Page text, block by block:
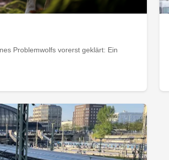
Problemwolfs vorerst geklärt: Ein